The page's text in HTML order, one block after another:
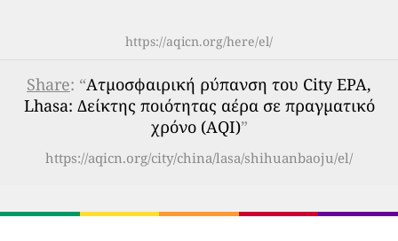
https://aqicn.org/here/el/
Share: “Ατμοσφαιρική ρύπανση του City EPA,
Lhasa: Δείκτης ποιότητας αέρα σε πραγματικό
χρόνο (AQI)”
https://aqicn.org/city/china/lasa/shihuanbaoju/el/